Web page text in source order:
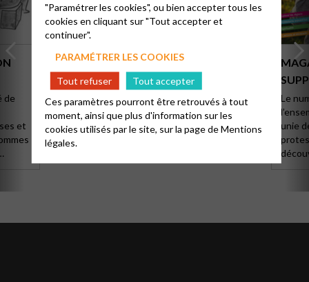
de
et
LE MINISTÈRE DE DIACRE
Plus d’informations sur le ministère de diacre :
discernés localement et par la commission
des ministères, l’expérimentation…
Le
unie
"Paramétrer les cookies", ou bien accepter tous les
cookies en cliquant sur "Tout accepter et
continuer".
PARAMÉTRER LES COOKIES
Tout refuser
Tout accepter
Ces paramètres pourront être retrouvés à tout
moment, ainsi que plus d'information sur les
cookies utilisés par le site, sur la page deMentions
légales.